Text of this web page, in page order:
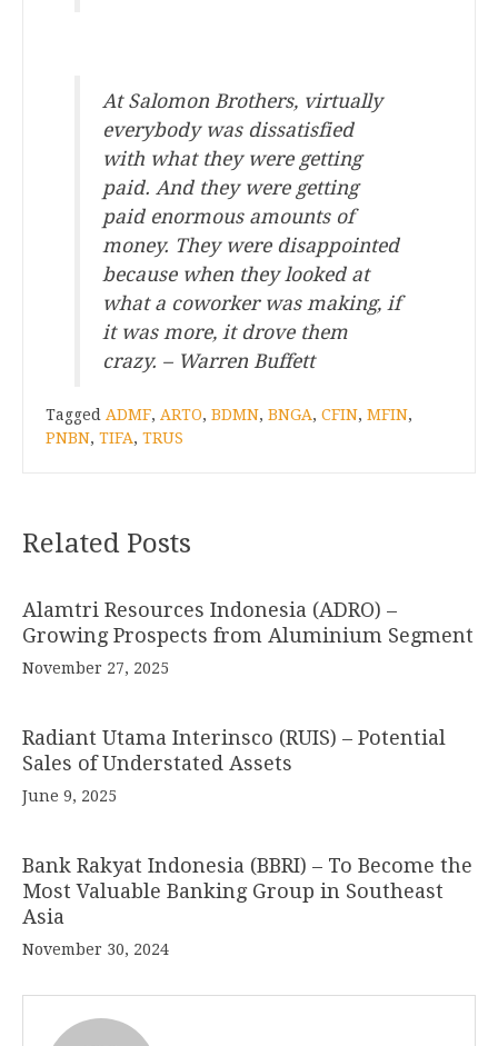
At Salomon Brothers, virtually
everybody was dissatisfied
with what they were getting
paid. And they were getting
paid enormous amounts of
money. They were disappointed
because when they looked at
what a coworker was making, if
it was more, it drove them
crazy. – Warren Buffett
Tagged ADMF, ARTO, BDMN, BNGA, CFIN, MFIN,
PNBN, TIFA, TRUS
Related Posts
Alamtri Resources Indonesia (ADRO) –
Growing Prospects from Aluminium Segment
November 27, 2025
Radiant Utama Interinsco (RUIS) – Potential
Sales of Understated Assets
June 9, 2025
Bank Rakyat Indonesia (BBRI) – To Become the
Most Valuable Banking Group in Southeast
Asia
November 30, 2024